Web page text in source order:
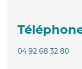
04 92 68 32 80